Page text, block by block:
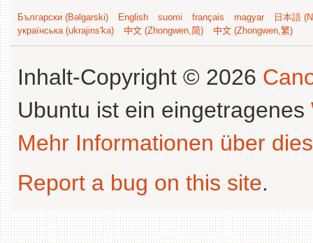
Български (Bəlgarski) English suomi français magyar
日本語
українська (ukrajins'ka)
中文 (Zhongwen,简) 中文 (Zhongwen,繁)
Inhalt-Copyright © 2026
Ubuntu ist ein eingetragenes
Mehr Informationen über
Report a bug on this site.